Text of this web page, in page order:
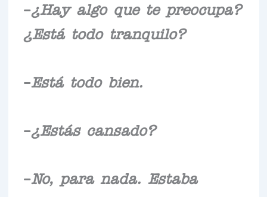
– ¿Hay algo que te preocupa?
¿Está todo tranquilo?
– Está todo bien.
– ¿Estás cansado?
– No, para nada. Estaba